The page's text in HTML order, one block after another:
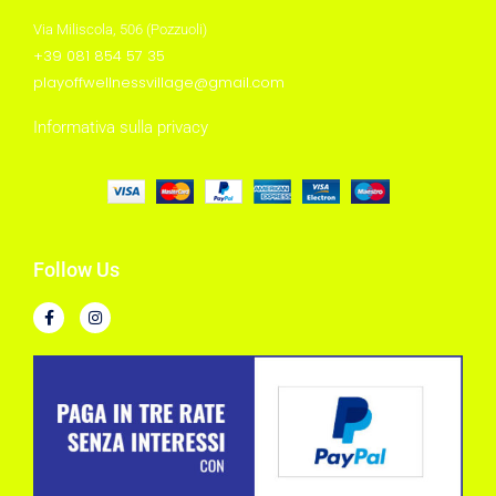
Via Miliscola, 506 (Pozzuoli)
+39 081 854 57 35
playoffwellnessvillage@gmail.com
Informativa sulla privacy
Follow Us